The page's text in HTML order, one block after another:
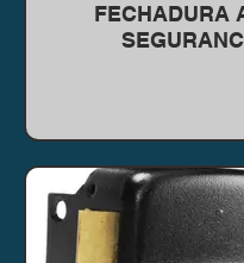
FECHADURA